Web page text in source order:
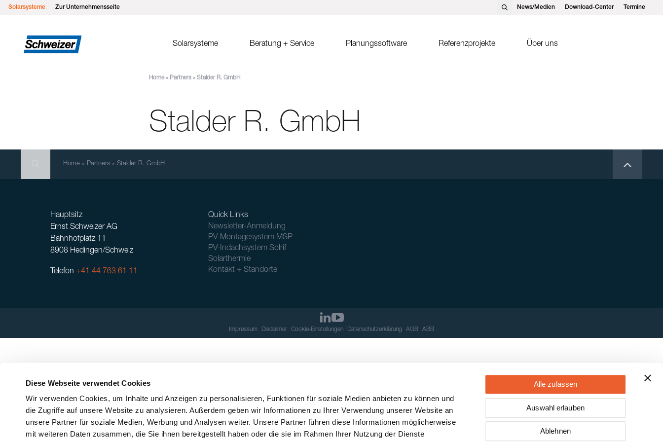
Diese Webseite verwendet Cookies
Wir verwenden Cookies, um Inhalte und Anzeigen zu personalisieren, Funktionen für soziale Medien anbieten zu können und
die Zugriffe auf unsere Website zu analysieren. Außerdem geben wir Informationen zu Ihrer Verwendung unserer Website an
unsere Partner für soziale Medien, Werbung und Analysen weiter. Unsere Partner führen diese Informationen möglicherweise
mit weiteren Daten zusammen, die Sie ihnen bereitgestellt haben oder die sie im Rahmen Ihrer Nutzung der Dienste
Alle zulassen
Auswahl erlauben
Ablehnen
Solarsysteme Zur Unternehmensseite News/Medien Download-Center Termine
Solarsysteme
MSP Gründach
MSP Flachdach Süd
Solrif für Planer
Solrif für Installateure
Beratung + Service Planungssoftware
SPT Release Notes
Referenzprojekte Über uns
Home» Partners » Stalder R. GmbH
Stalder R. GmbH
SearchHome » Partners » Stalder R. GmbH
Hauptsitz
Ernst Schweizer AG
Bahnhofplatz 11
8908 Hedingen/Schweiz
Telefon +41 44 763 61 11
Quick Links
Newsletter-Anmeldung
PV-Montagesystem MSP
PV-Indachsystem Solrif
Solarthermie
Kontakt + Standorte
Impressum Disclaimer Cookie-Einstellungen Datenschutzerklärung AGB ABB